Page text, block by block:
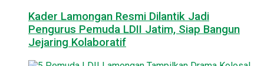
Kader Lamongan Resmi Dilantik Jadi
Pengurus Pemuda LDII Jatim, Siap Bangun
Jejaring Kolaboratif